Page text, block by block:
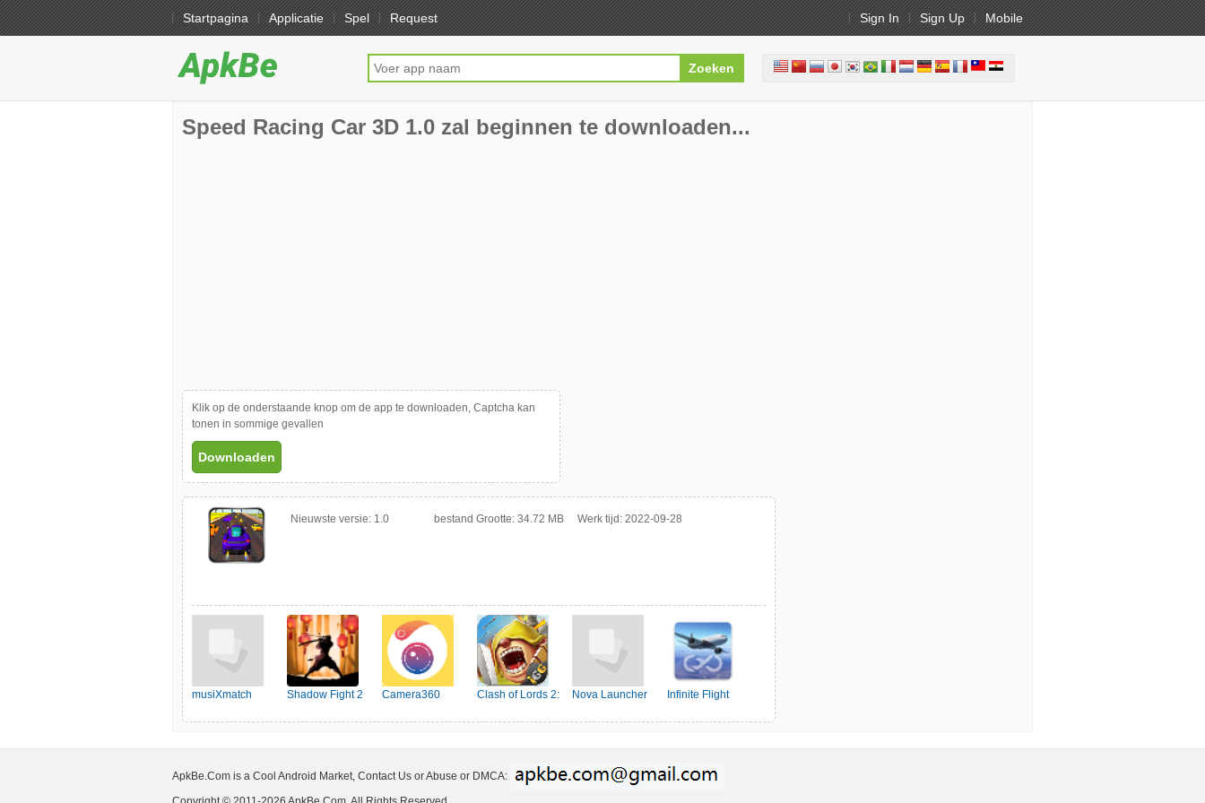
Startpagina Applicatie Spel Request Sign In Sign Up Mobile
Speed Racing Car 3D 1.0 zal beginnen te downloaden...
Klik op de onderstaande knop om de app te downloaden, Captcha kan
tonen in sommige gevallen
Downloaden
Nieuwste versie: 1.0 bestand Grootte: 34.72 MB Werk tijd: 2022-09-28
musiXmatch Shadow Fight 2 Camera360
Clash of Lords 2:
Nova Launcher
Infinite Flight
ApkBe.Com is a Cool Android Market, Contact Us or Abuse or DMCA: